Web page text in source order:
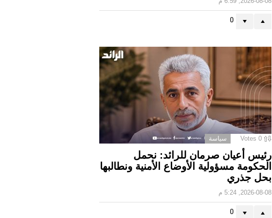
0
0
Votes سياسة
رئيس أعيان صرمان للرائد: نحمل
الحكومة مسؤولية الأوضاع الأمنية ونطالبها
بحل جذري
2026-08-08, 5:24 م
0